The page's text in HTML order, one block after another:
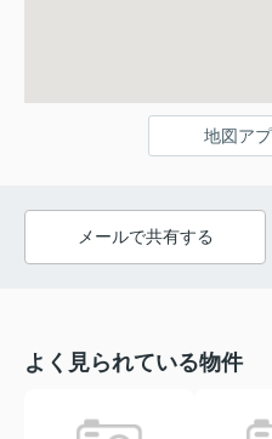
地図ア
メールで共有する
よく見られている物件